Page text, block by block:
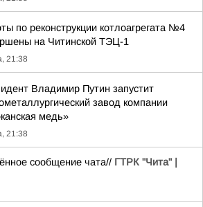
по реконструкции котлоагрегата №4
на Читинской ТЭЦ-1
21:38
Владимир Путин запустит
завод компании
медь»
21:38
сообщение чата// ГТРК "Чита" |